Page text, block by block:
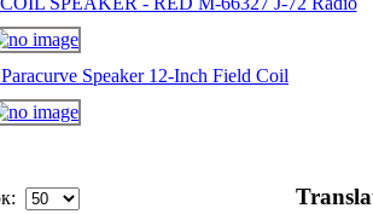
Speaker 12-Inch Field Coil